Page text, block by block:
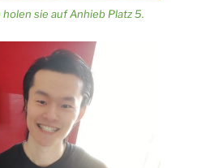
sie auf Anhieb Platz 5.